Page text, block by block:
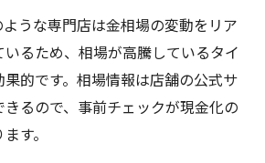
うな専門店は金相場の変動をリア
るため、相場が高騰しているタイ
的です。相場情報は店舗の公式サ
るので、事前チェックが現金化の
す。